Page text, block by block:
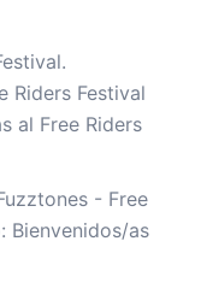
Riders Festival
al Free Riders
- Free
Bienvenidos/as